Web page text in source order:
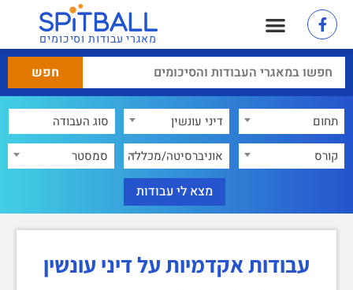
מאגרי עבודות וסיכומים
תחום
דיני עונשין
קורס
אוניברסיטה/מכללה סמסטר
עבודות אקדמיות על דיני עונשין